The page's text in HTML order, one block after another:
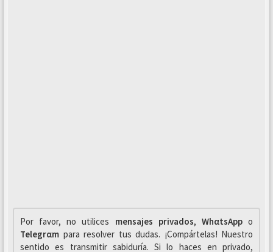
Por favor, no utilices mensajes privados, WhαtsAppo
Telegrαm para resolver tus dudas. ¡Compártelas! Nuestro
sentido es transmitir sabiduría. Si lo haces en privado,